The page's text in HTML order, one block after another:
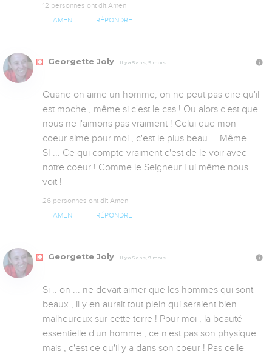
12 personnes ont dit Amen
AMEN RÉPONDRE
Georgette Joly Il y a 5 ans, 9 mois
Quand on aime un homme, on ne peut pas dire qu'il
est moche , même si c'est le cas ! Ou alors c'est que
nous ne l'aimons pas vraiment ! Celui que mon
coeur aime pour moi , c'est le plus beau ... Même ...
SI ... Ce qui compte vraiment c'est de le voir avec
notre coeur ! Comme le Seigneur Lui même nous
voit !
26 personnes ont dit Amen
AMEN RÉPONDRE
Georgette Joly Il y a 5 ans, 9 mois
Si .. on ... ne devait aimer que les hommes qui sont
beaux , il y en aurait tout plein qui seraient bien
malheureux sur cette terre ! Pour moi , la beauté
essentielle d'un homme , ce n'est pas son physique
mais , c'est ce qu'il y a dans son coeur ! Pas celle